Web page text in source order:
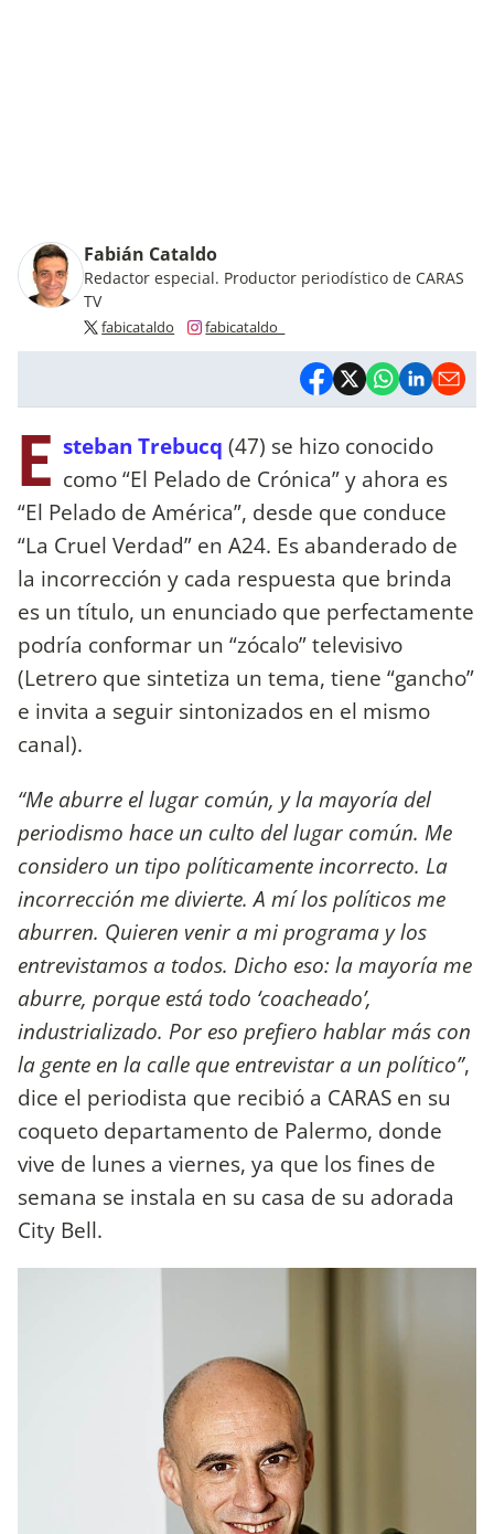
Fabián Cataldo
Redactor especial. Productor periodístico de CARAS
TV
fabicataldo fabicataldo_
E steban Trebucq (47) se hizo conocido
como “El Pelado de Crónica” y ahora es
“El Pelado de América”, desde que conduce
“La Cruel Verdad” en A24. Es abanderado de
la incorrección y cada respuesta que brinda
es un título, un enunciado que perfectamente
podría conformar un “zócalo” televisivo
(Letrero que sintetiza un tema, tiene “gancho”
e invita a seguir sintonizados en el mismo
canal).
“Me aburre el lugar común, y la mayoría del
periodismo hace un culto del lugar común. Me
considero un tipo políticamente incorrecto. La
incorrección me divierte. A mí los políticos me
aburren. Quieren venir a mi programa y los
entrevistamos a todos. Dicho eso: la mayoría me
aburre, porque está todo ‘coacheado’,
industrializado. Por eso prefiero hablar más con
la gente en la calle que entrevistar a un político”,
dice el periodista que recibió a CARAS en su
coqueto departamento de Palermo, donde
vive de lunes a viernes, ya que los fines de
semana se instala en su casa de su adorada
City Bell.